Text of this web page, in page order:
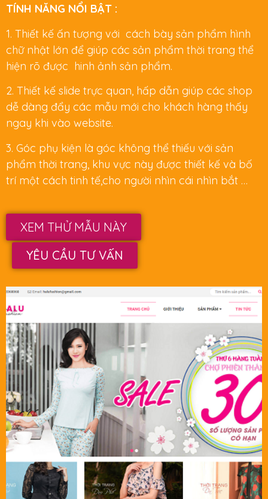
TÍNH NĂNG NỔI BẬT :
1. Thiết kế ấn tượng với cách bày sản phẩm hình
chữ nhật lớn để giúp các sản phẩm thời trang thể
hiện rõ được hinh ảnh sản phẩm.
2. Thiết kế slide trực quan, hấp dẫn giúp các shop
dễ dàng đẩy các mẫu mới cho khách hàng thấy
ngay khi vào website.
3. Góc phụ kiện là góc không thể thiếu với sản
phẩm thời trang, khu vực này được thiết kế và bố
trí một cách tinh tế,cho người nhìn cái nhìn bắt …
XEM THỬ MẪU NÀY
YÊU CẦU TƯ VẤN